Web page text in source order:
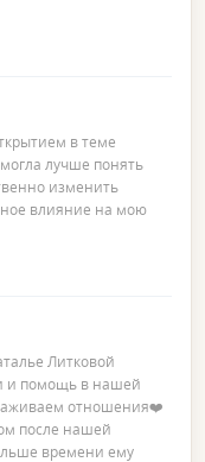
в теме
лучше понять
изменить
влияние на мою
Литковой
и помощь в нашей
отношения❤️
после нашей
времени ему